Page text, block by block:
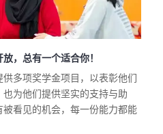
，总有一个适合你！
多项奖学金项目，以表彰他们
为他们提供坚实的支持与助
看见的机会，每一份能力都能